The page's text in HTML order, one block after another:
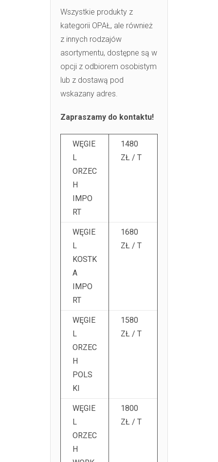
Wszystkie produkty z
kategorii OPAŁ, ale również
z innych rodzajów
asortymentu, dostępne są w
opcji z odbiorem osobistym
lub z dostawą pod
wskazany adres.
Zapraszamy do kontaktu!
WĘGIE
L
ORZEC
H
IMPO
RT
1480
ZŁ / T
WĘGIE
L
KOSTK
A
IMPO
RT
1680
ZŁ / T
WĘGIE
L
ORZEC
H
POLS
KI
1580
ZŁ / T
WĘGIE
L
ORZEC
H
1800
ZŁ / T